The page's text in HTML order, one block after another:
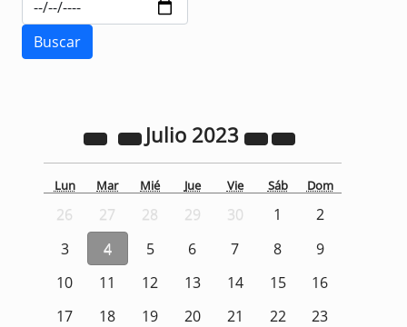
Julio 2023
Lun Mar Mié Jue Vie Sáb Dom
26 27 28 29 30 1
2
3
4 5 6 7 8
9
10
11 12 13 14 15
16
17
18 19 20 21 22
23